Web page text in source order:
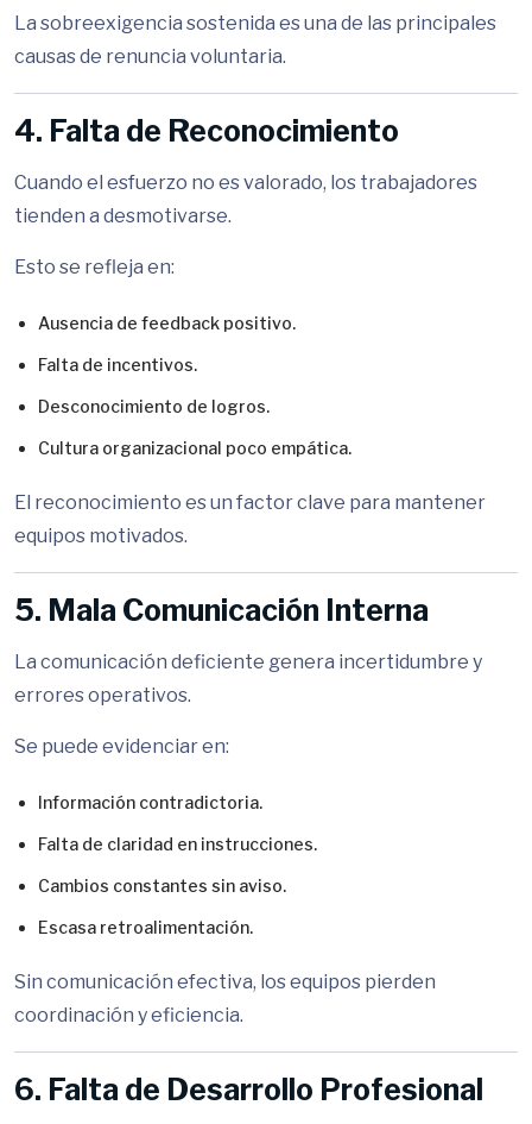
La sobreexigencia sostenida es una de las principales
causas de renuncia voluntaria.
4. Falta de Reconocimiento
Cuando el esfuerzo no es valorado, los trabajadores
tienden a desmotivarse.
Esto se refleja en:
Ausencia de feedback positivo.
Falta de incentivos.
Desconocimiento de logros.
Cultura organizacional poco empática.
El reconocimiento es un factor clave para mantener
equipos motivados.
5. Mala Comunicación Interna
La comunicación deficiente genera incertidumbre y
errores operativos.
Se puede evidenciar en:
Información contradictoria.
Falta de claridad en instrucciones.
Cambios constantes sin aviso.
Escasa retroalimentación.
Sin comunicación efectiva, los equipos pierden
coordinación y eficiencia.
6. Falta de Desarrollo Profesional